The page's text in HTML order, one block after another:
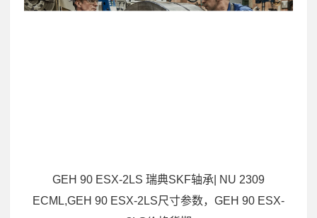
GEH 90 ESX-2LS 瑞典SKF轴承| NU 2309
ECML,GEH 90 ESX-2LS尺寸参数，GEH 90 ESX-